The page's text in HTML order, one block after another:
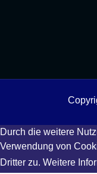
Durch die weitere
Verwendung von
Dritter zu. Weitere